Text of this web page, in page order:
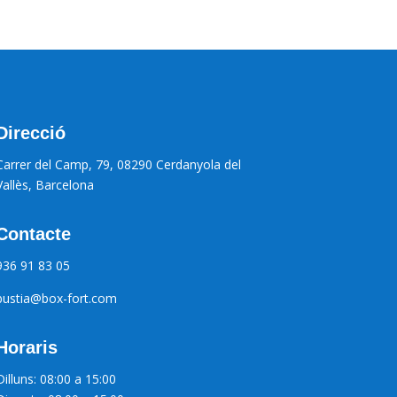
del Camp, 79, 08290 Cerdanyola del
Barcelona
91 83 05
fort.com
08:00 a 15:00